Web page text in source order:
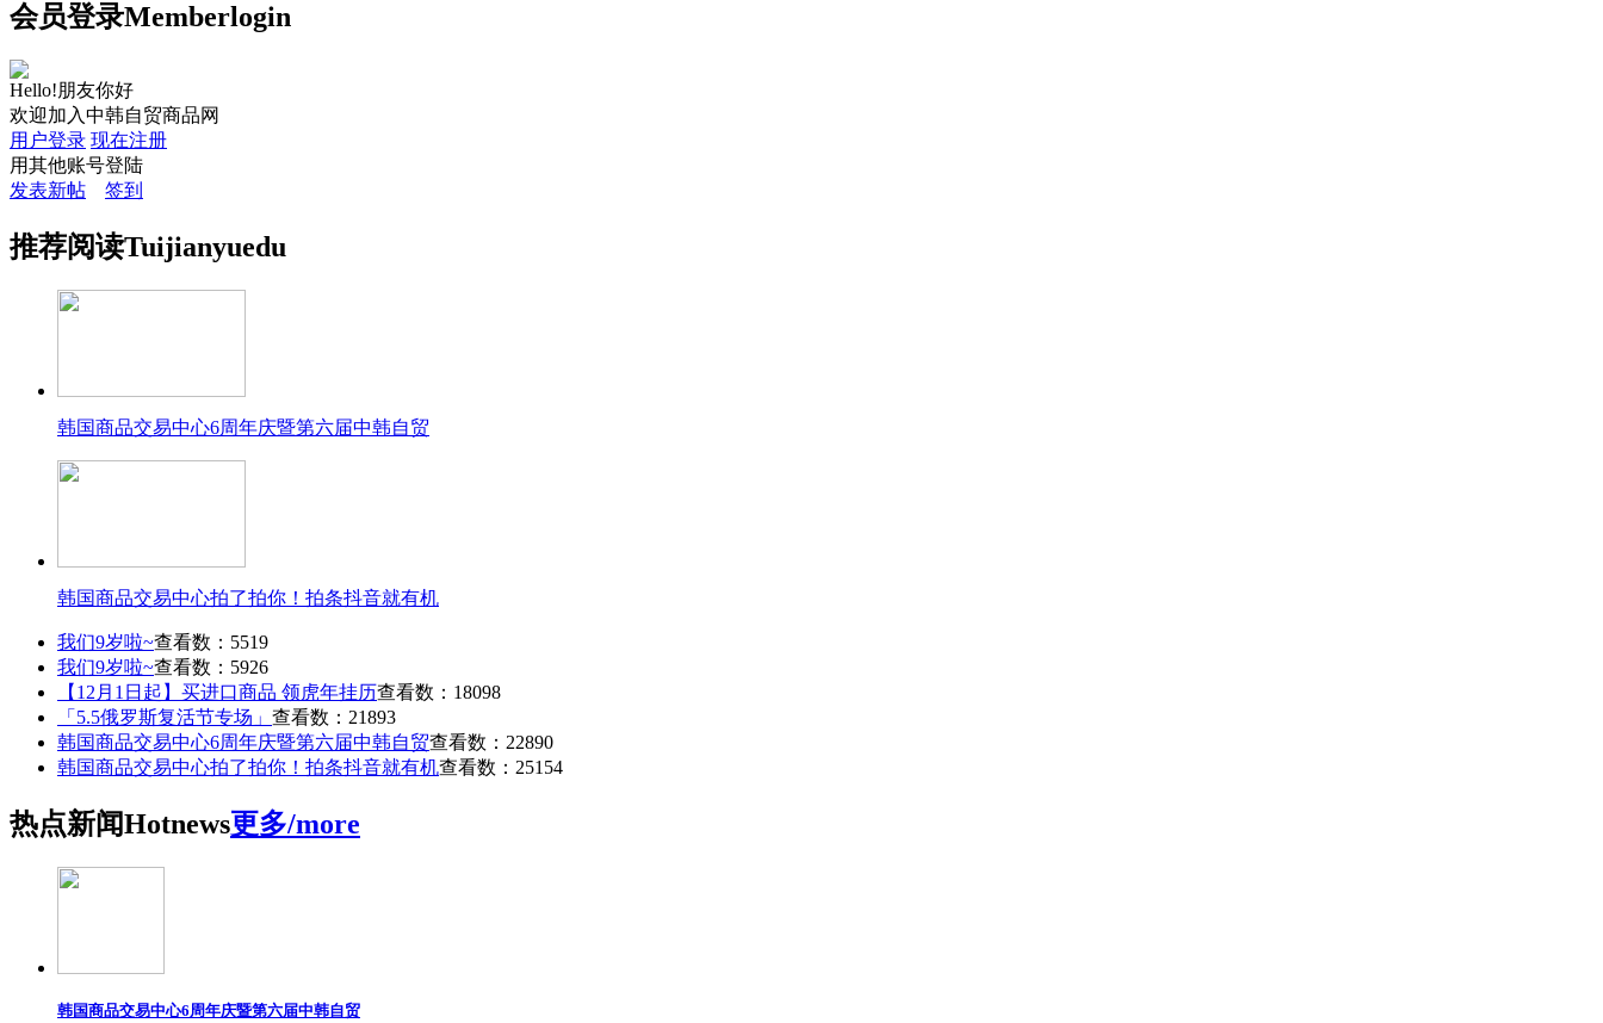
会员登录Memberlogin
Hello!朋友你好
欢迎加入中韩自贸商品网
用户登录 现在注册
用其他账号登陆
发表新帖
签到
推荐阅读Tuijianyuedu
韩国商品交易中心6周年庆暨第六届中韩自贸
韩国商品交易中心拍了拍你！拍条抖音就有机
我们9岁啦~查看数：5519
我们9岁啦~查看数：5926
【12月1日起】买进口商品 领虎年挂历查看数：18098
「5.5俄罗斯复活节专场」 查看数：21893
韩国商品交易中心6周年庆暨第六届中韩自贸查看数：22890
韩国商品交易中心拍了拍你！拍条抖音就有机查看数：25154
热点新闻Hotnews更多/more
韩国商品交易中心6周年庆暨第六届中韩自贸